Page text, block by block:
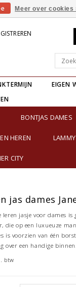
EIGEN
BONTJAS DAMES
HEREN
CITY
jas dames
leren jasje voor dames is
die op een luxueuze
is voorzien van één
over een handige
btw
Meer over cookies